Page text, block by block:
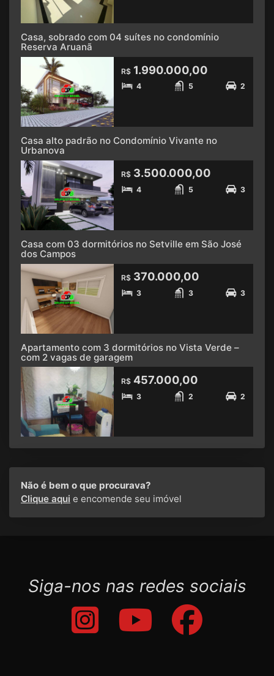
Casa, sobrado com 04 suítes no condomínio
Reserva Aruanã
R$ 1.990.000,00
4 5 2
Casa alto padrão no Condomínio Vivante no
Urbanova
R$ 3.500.000,00
4 5 3
Casa com 03 dormitórios no Setville em São José
dos Campos
R$ 370.000,00
3 3 3
Apartamento com 3 dormitórios no Vista Verde –
com 2 vagas de garagem
R$ 457.000,00
3 2 2
Não é bem o que procurava?
Clique aqui e encomende seu imóvel
Siga-nos nas redes sociais